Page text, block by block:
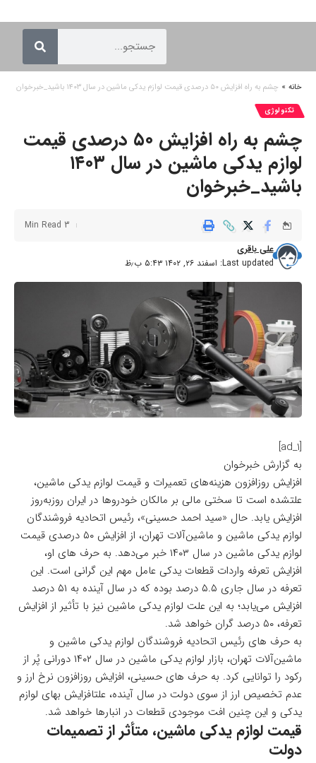
خانه » چشم به راه افزایش ۵۰ درصدی قیمت لوازم یدکی ماشین در سال ۱۴۰۳ باشید_خبرخوان
تکنولوژی
چشم به راه افزایش ۵۰ درصدی قیمت
لوازم یدکی ماشین در سال ۱۴۰۳
باشید_خبرخوان
Last updated: اسفند ۲۶, ۱۴۰۲ ۵:۴۳ ب٫ظ
علی باقری
3 Min Read
[ad_1]
به گزارش خبرخوان
افزایش روزافزون هزینه‌های تعمیرات و قیمت لوازم یدکی ماشین،
علتشده است تا سختی مالی بر مالکان خودروها در ایران روزبه‌روز
افزایش یابد. حال «سید احمد حسینی»، رئیس اتحادیه فروشندگان
لوازم یدکی ماشین و ماشین‌آلات تهران، از افزایش ۵۰ درصدی قیمت
لوازم یدکی ماشین در سال ۱۴۰۳ خبر می‌دهد. به حرف های او،
افزایش تعرفه واردات قطعات یدکی عامل مهم این گرانی است. این
تعرفه در سال جاری ۵.۵ درصد بوده که در سال آینده به ۵۱ درصد
افزایش می‌یابد؛ به این علت لوازم یدکی ماشین نیز با تأثیر از افزایش
تعرفه، ۵۰ درصد گران خواهد شد.
به حرف های رئیس اتحادیه فروشندگان لوازم یدکی ماشین و
ماشین‌آلات تهران، بازار لوازم یدکی ماشین در سال ۱۴۰۲ دورانی پُر از
رکود را توانایی کرد. به حرف های حسینی، افزایش روزافزون نرخ ارز و
عدم تخصیص ارز از سوی دولت در سال آینده، علتافزایش بهای لوازم
یدکی و این چنین افت موجودی قطعات در انبارها خواهد شد.
قیمت لوازم یدکی ماشین، متأثر از تصمیمات
دولت